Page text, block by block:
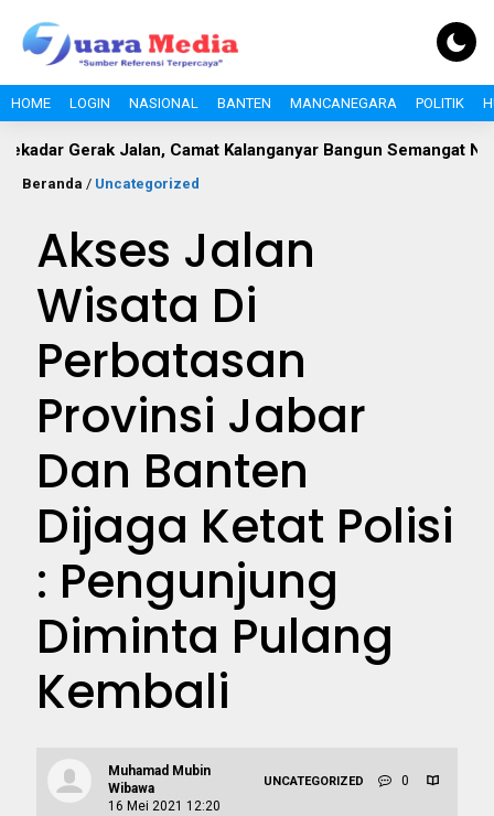
HOME LOGIN NASIONAL BANTEN MANCANEGARA POLITIK
Jalan, Camat Kalanganyar Bangun Semangat
Beranda / Uncategorized
Akses Jalan
Wisata Di
Perbatasan
Provinsi Jabar
Dan Banten
Dijaga Ketat Polisi
: Pengunjung
Diminta Pulang
Kembali
Muhamad Mubin
Wibawa
16 Mei 2021 12:20
UNCATEGORIZED 0